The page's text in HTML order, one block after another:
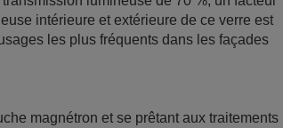
intérieure et extérieure de ce verre est
les plus fréquents dans les façades
magnétron et se prêtant aux traitements